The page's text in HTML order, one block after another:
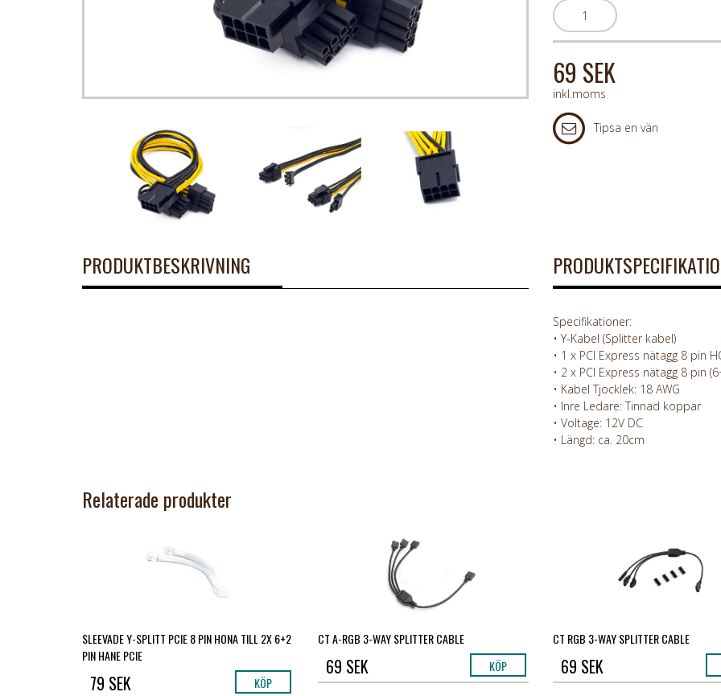
69 SEK
inkl.moms
Tipsa en vän
PRODUKTBESKRIVNING
Specifikationer:
• Y-Kabel (Splitter kabel)
• 1 x PCI Express nätagg 8 pin
• 2 x PCI Express nätagg 8 pin
• Kabel Tjocklek: 18 AWG
• Inre Ledare: Tinnad koppar
• Voltage: 12V DC
• Längd: ca. 20cm
Relaterade produkter
SLEEVADE Y-SPLITT PCIE 8 PIN HONA TILL 2X 6+2
PIN HANE PCIE
79 SEK KÖP
CT A-RGB 3-WAY SPLITTER CABLE
69 SEK KÖP
CT RGB 3-WAY SPLITTER CABLE
69 SEK